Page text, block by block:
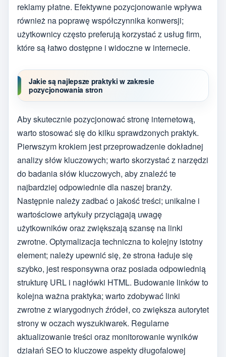
reklamy płatne. Efektywne pozycjonowanie wpływa
również na poprawę współczynnika konwersji;
użytkownicy często preferują korzystać z usług firm,
które są łatwo dostępne i widoczne w internecie.
Jakie są najlepsze praktyki w zakresie
pozycjonowania stron
Aby skutecznie pozycjonować stronę internetową,
warto stosować się do kilku sprawdzonych praktyk.
Pierwszym krokiem jest przeprowadzenie dokładnej
analizy słów kluczowych; warto skorzystać z narzędzi
do badania słów kluczowych, aby znaleźć te
najbardziej odpowiednie dla naszej branży.
Następnie należy zadbać o jakość treści; unikalne i
wartościowe artykuły przyciągają uwagę
użytkowników oraz zwiększają szansę na linki
zwrotne. Optymalizacja techniczna to kolejny istotny
element; należy upewnić się, że strona ładuje się
szybko, jest responsywna oraz posiada odpowiednią
strukturę URL i nagłówki HTML. Budowanie linków to
kolejna ważna praktyka; warto zdobywać linki
zwrotne z wiarygodnych źródeł, co zwiększa autorytet
strony w oczach wyszukiwarek. Regularne
aktualizowanie treści oraz monitorowanie wyników
działań SEO to kluczowe aspekty długofalowej